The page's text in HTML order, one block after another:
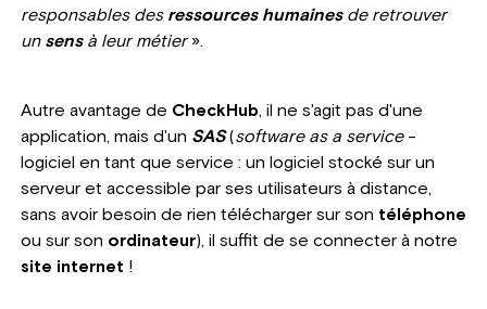
responsables des ressources humainesde retrouver
un sensà leur métier».
Autre avantage de CheckHub, il ne s'agit pas d'une
application, mais d'un SAS(software as a service-
logiciel en tant que service : un logiciel stocké sur un
serveur et accessible par ses utilisateurs à distance,
sans avoir besoin de rien télécharger sur son téléphone
ou sur son ordinateur), il suffit de se connecter à notre
site internet !